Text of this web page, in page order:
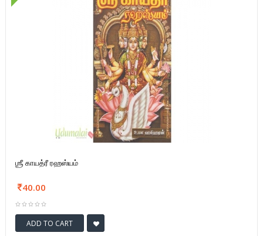
ஶ்ரீ காயத்ரீ ரஹஸ்யம்
40.00
ADD TO CART